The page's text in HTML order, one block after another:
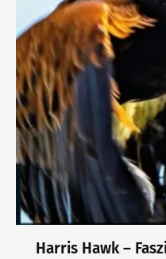
Harris Hawk –